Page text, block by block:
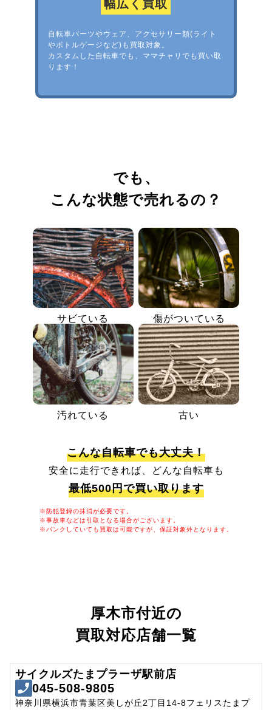
幅広く買取
自転車パーツやウェア、アクセサリー類(ライト
やボトルゲージなど)も買取対象。
カスタムした自転車でも、ママチャリでも買い取
ります！
でも、
こんな状態で売れるの？
サビている 傷がついている
汚れている 古い
こんな自転車でも大丈夫！
安全に走行できれば、どんな自転車も
最低500円で買い取ります
※防犯登録の抹消が必要です。
※事故車などは引取となる場合がございます。
※パンクしていても買取は可能ですが、保証対象外となります。
厚木市付近の
買取対応店舗一覧
サイクルズたまプラーザ駅前店
045-508-9805
神奈川県横浜市青葉区美しが丘2丁目14-8フェリスたまプ